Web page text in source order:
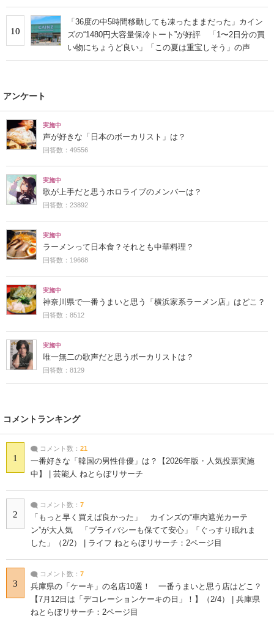
10
「36度の中5時間移動しても凍ったままだった」カイン
ズの“1480円大容量保冷トート”が好評 「1〜2日分の買
い物にちょうど良い」「この夏は重宝しそう」の声
アンケート
実施中
声が好きな「日本のボーカリスト」は？
回答数：49556
実施中
歌が上手だと思うホロライブのメンバーは？
回答数：23892
実施中
ラーメンって日本食？それとも中華料理？
回答数：19668
実施中
神奈川県で一番うまいと思う「横浜家系ラーメン店」はどこ？
回答数：8512
実施中
唯一無二の歌声だと思うボーカリストは？
回答数：8129
コメントランキング
1
コメント数： 21
一番好きな「韓国の男性俳優」は？【2026年版・人気投票実施
中】 | 芸能人 ねとらぼリサーチ
2
コメント数： 7
「もっと早く買えば良かった」 カインズの“車内遮光カーテ
ン”が大人気 「プライバシーも保てて安心」「ぐっすり眠れま
した」（2/2） | ライフ ねとらぼリサーチ：2ページ目
3
コメント数： 7
兵庫県の「ケーキ」の名店10選！ 一番うまいと思う店はどこ？
【7月12日は「デコレーションケーキの日」！】（2/4） | 兵庫県
ねとらぼリサーチ：2ページ目